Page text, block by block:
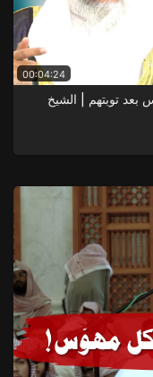
00:04:24
بعد توبتهم | الشيخ